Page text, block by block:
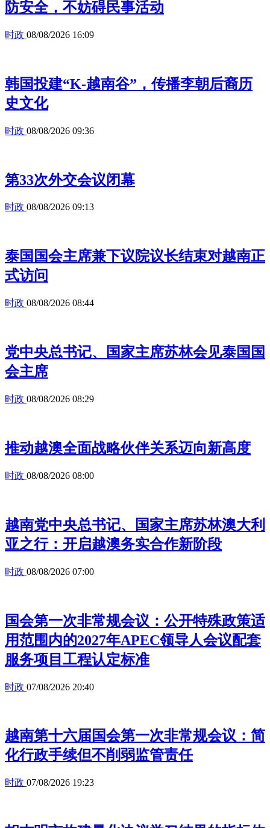
防安全，不妨碍民事活动
时政 08/08/2026 16:09
韩国投建“K-越南谷”，传播李朝后裔历
史文化
时政 08/08/2026 09:36
第33次外交会议闭幕
时政 08/08/2026 09:13
泰国国会主席兼下议院议长结束对越南正
式访问
时政 08/08/2026 08:44
党中央总书记、国家主席苏林会见泰国国
会主席
时政 08/08/2026 08:29
推动越澳全面战略伙伴关系迈向新高度
时政 08/08/2026 08:00
越南党中央总书记、国家主席苏林澳大利
亚之行：开启越澳务实合作新阶段
时政 08/08/2026 07:00
国会第一次非常规会议：公开特殊政策适
用范围内的2027年APEC领导人会议配套
服务项目工程认定标准
时政 07/08/2026 20:40
越南第十六届国会第一次非常规会议：简
化行政手续但不削弱监管责任
时政 07/08/2026 19:23